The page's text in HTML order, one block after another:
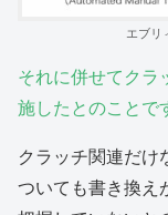
エブリ
それに併せてクラ
施したとのことで
クラッチ関連だけ
ついても書き換え